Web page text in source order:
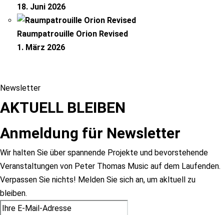
18. Juni 2026
Raumpatrouille Orion Revised
1. März 2026
Newsletter
AKTUELL BLEIBEN
Anmeldung für Newsletter
Wir halten Sie über spannende Projekte und bevorstehende
Veranstaltungen von Peter Thomas Music auf dem Laufenden.
Verpassen Sie nichts! Melden Sie sich an, um akltuell zu
bleiben.